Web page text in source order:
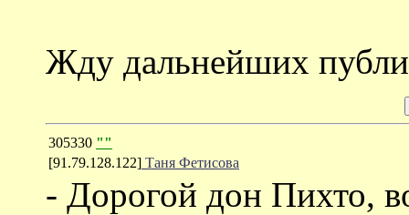
Жду дальнейших
305330 ""
[91.79.128.122] Таня Фетисова
- Дорогой дон Пихто,